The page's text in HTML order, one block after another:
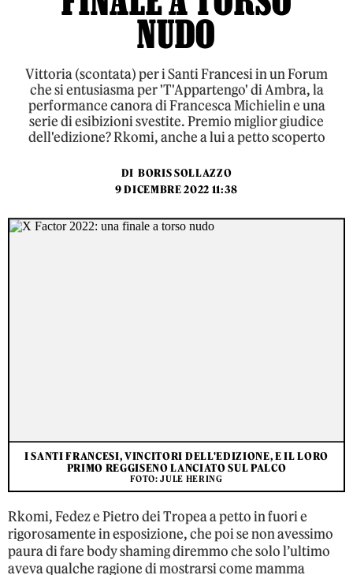
NUDO
Vittoria (scontata) per i Santi Francesi in un Forum
che si entusiasma per 'T'Appartengo' di Ambra, la
performance canora di Francesca Michielin e una
serie di esibizioni svestite. Premio miglior giudice
dell'edizione? Rkomi, anche a lui a petto scoperto
DI BORIS SOLLAZZO
9 DICEMBRE 2022 11:38
I SANTI FRANCESI, VINCITORI DELL'EDIZIONE, E IL LORO
PRIMO REGGISENO LANCIATO SUL PALCO
FOTO: JULE HERING
Rkomi, Fedez e Pietro dei Tropea a petto in fuori e
rigorosamente in esposizione, che poi se non avessimo
paura di fare body shaming diremmo che solo l’ultimo
aveva qualche ragione di mostrarsi come mamma